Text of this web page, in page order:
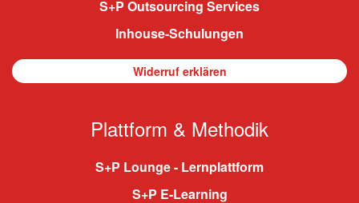
S+P Outsourcing Services
Inhouse-Schulungen
Widerruf erklären
Plattform & Methodik
S+P Lounge - Lernplattform
S+P E-Learning